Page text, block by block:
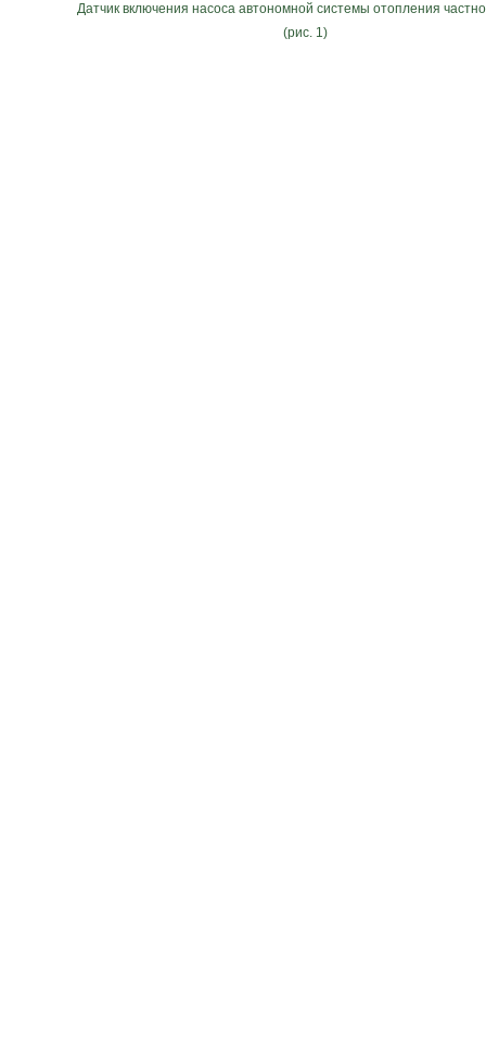
Датчик включения насоса автономной системы отопления
(рис. 1)